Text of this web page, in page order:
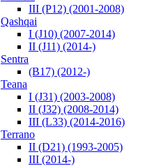
III (P12) (2001-2008)
Qashqai
I (J10) (2007-2014)
II (J11) (2014-)
Sentra
(B17) (2012-)
Teana
I (J31) (2003-2008)
II (J32) (2008-2014)
III (L33) (2014-2016)
Terrano
II (D21) (1993-2005)
III (2014-)